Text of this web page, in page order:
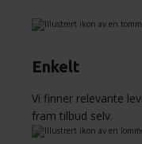
Enkelt
Vi finner relevante
fram tilbud selv.